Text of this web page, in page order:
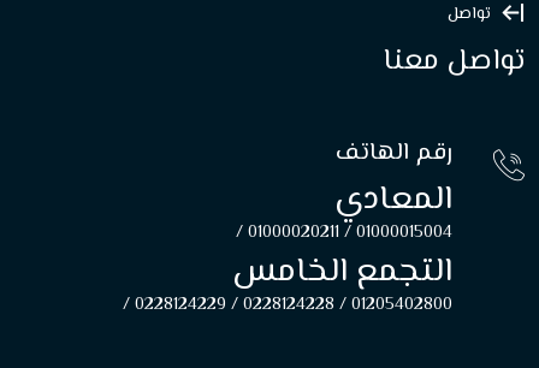
تواصل
تواصل معنا
رقم الهاتف
المعادي
01000015004 /
01000020211 /
التجمع الخامس
01205402800 /
0228124228 /
0228124229 /